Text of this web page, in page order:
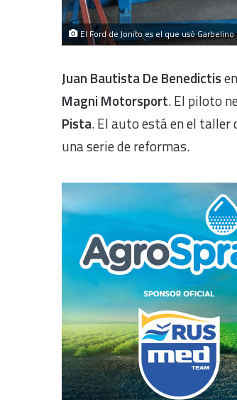
El Ford de Jonito es el que usó Garbelino
Juan Bautista De Benedictis
Magni Motorsport. El piloto
Pista. El auto está en el taller
una serie de reformas.